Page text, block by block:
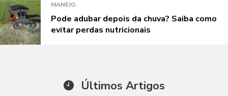
MANEJO
Pode adubar depois da chuva? Saiba como
evitar perdas nutricionais
Últimos Artigos